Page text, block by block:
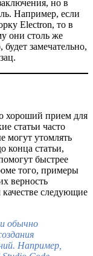
но в
Например, если
Electron, то в
они столь же
замечательно,
хороший прием для
статьи часто
могут утомлять
конца статьи,
быстрее
того, примеры
верность
следующие
обычно
Например,